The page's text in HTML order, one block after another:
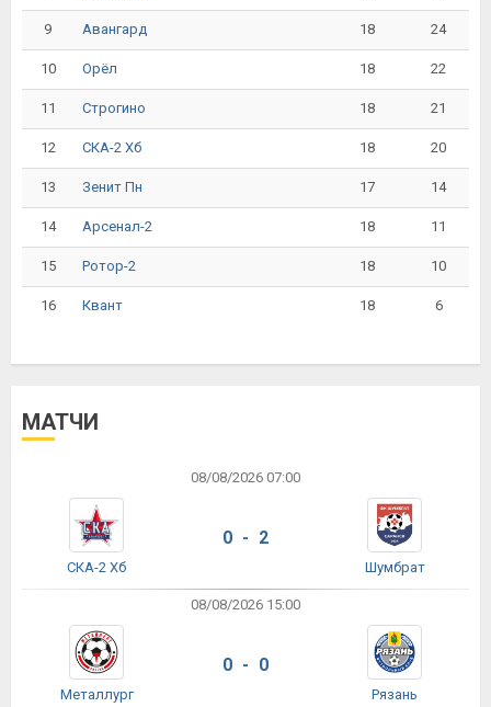
9 Авангард 18 24
10 Орёл 18 22
11 Строгино 18 21
12 СКА-2 Хб 18 20
13 Зенит Пн 17 14
14 Арсенал-2 18 11
15 Ротор-2 18 10
16 Квант 18 6
МАТЧИ
08/08/2026 07:00
СКА-2 Хб
0 - 2
Шумбрат
08/08/2026 15:00
Металлург
0 - 0
Рязань